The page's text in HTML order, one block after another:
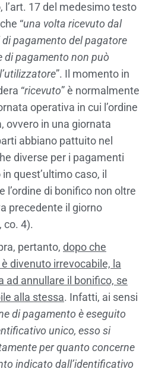
l’art. 17 del medesimo testo
“una volta ricevuto dal
pagamento del pagatore
di pagamento non può
”. Il momento in
“ricevuto” è normalmente
operativa in cui l’ordine
ovvero in una giornata
abbiano pattuito nel
diverse per i pagamenti
quest’ultimo caso, il
l’ordine di bonifico non oltre
precedente il giorno
co. 4).
pertanto, dopo che
divenuto irrevocabile, la
ad annullare il bonifico, se
alla stessa. Infatti, ai sensi
di pagamento è eseguito
unico, esso si
per quanto concerne
indicato dall’identificativo